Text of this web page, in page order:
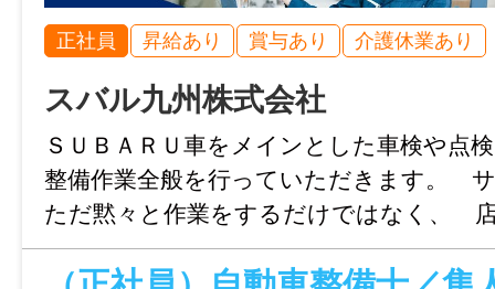
盆休み、年末年始休暇、慶弔休暇、産前産
暇、介護休暇
※6ヶ月経過後の年次有給休暇日数：10日
諸手当
昇給あり(年1回（業務実績による）)
時間外手当あり
その他手当あり(職務手当：40,000円～
正社員 昇給あり 賞与あり 介護休業あり
スバル九州株式会社
ＳＵＢＡＲＵ車をメインとした車検や
整備作業全般を行っていただきます。
ただ黙々と作業をするだけではなく、
フと連携を取りながら仕事を進めていた
への整備内容や修理箇所の説明なども行